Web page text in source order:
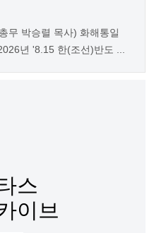
무 박승렬 목사) 화해통일
년 '8.15 한(조선)반도 ...
스
이브